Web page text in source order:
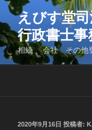
コ
ン
テ
ン
ツ
えびす堂
行政書士事
相続 会社 その他
投
2020年9月16日 投稿者: